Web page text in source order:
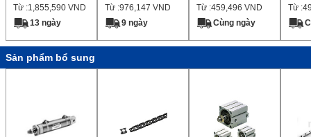
thấp
Từ :1,855,590 VND
13 ngày
Thanh đơn / Thanh
đôi
Từ :976,147 VND
9 ngày
Từ :459,496 VND
Cùng ngày
Từ :
Sản phẩm bổ sung